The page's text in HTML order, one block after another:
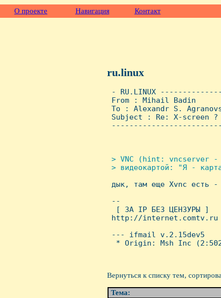
О проекте Навигация Контакт
ru.linux
- RU.LINUX
From : Mihail Badin
To : Alexandr S.
Subject : Re: X-screen ?
> VNC (hint: vncserver -
> видеокартой: "Я -
дык, там еще Xvnc есть
--
  [ ЗА IP БЕЗ ЦЕHЗУРЫ ]
http://internet.comtv.ru
--- ifmail v.2.15dev5
* Origin: Msh Inc
Вернуться к списку тем,
Тема: